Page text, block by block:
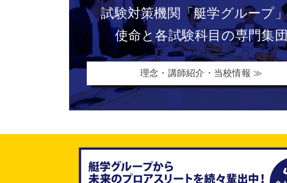
試験対策機関 「艇学グループ
使命と各試験科目の専門集
理念・講師紹介・当校情報 ≫